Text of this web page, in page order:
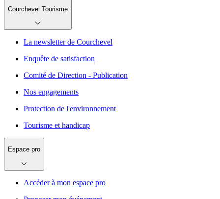
Courchevel Tourisme
La newsletter de Courchevel
Enquête de satisfaction
Comité de Direction - Publication
Nos engagements
Protection de l'environnement
Tourisme et handicap
Espace pro
Accéder à mon espace pro